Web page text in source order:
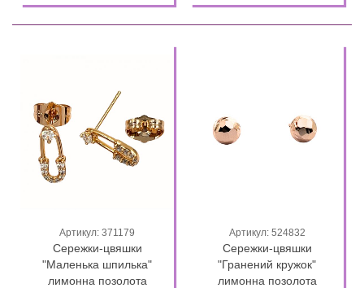
Артикул: 371179
Сережки-цвяшки
"Маленька шпилька"
лимонна позолота
Артикул: 524832
Сережки-цвяшки
"Гранений кружок"
лимонна позолота